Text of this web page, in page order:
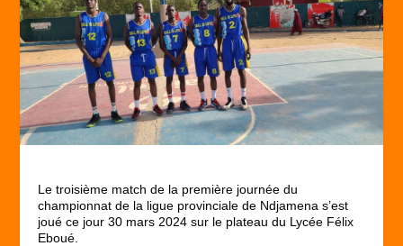
Le troisième match de la première journée du
championnat de la ligue provinciale de Ndjamena s’est
joué ce jour 30 mars 2024 sur le plateau du Lycée Félix
Eboué.